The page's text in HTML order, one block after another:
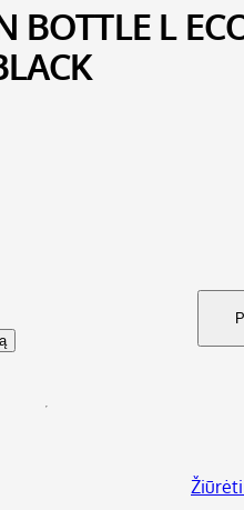
BOTTLE L